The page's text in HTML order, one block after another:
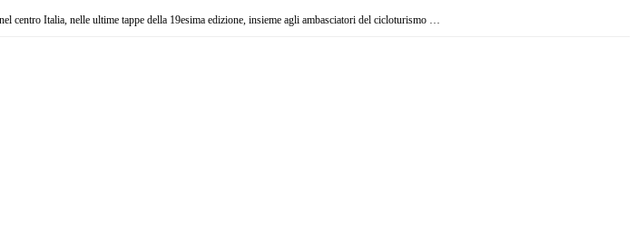
centro Italia, nelle ultime tappe della 19esima edizione, insieme agli ambasciatori del cicloturismo …